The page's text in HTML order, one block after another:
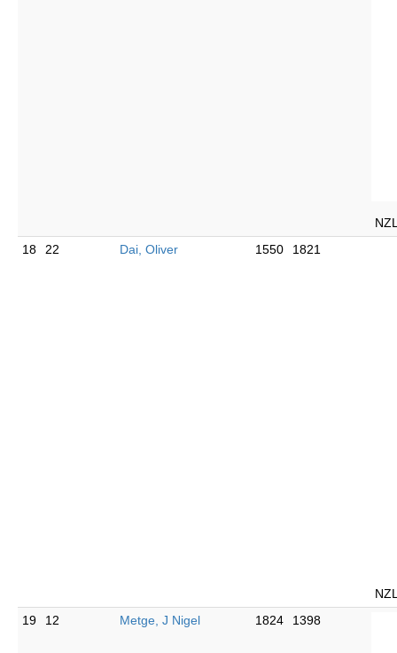
18
22 Dai, Oliver 1550 1821
19
12 Metge, J Nigel 1824 1398